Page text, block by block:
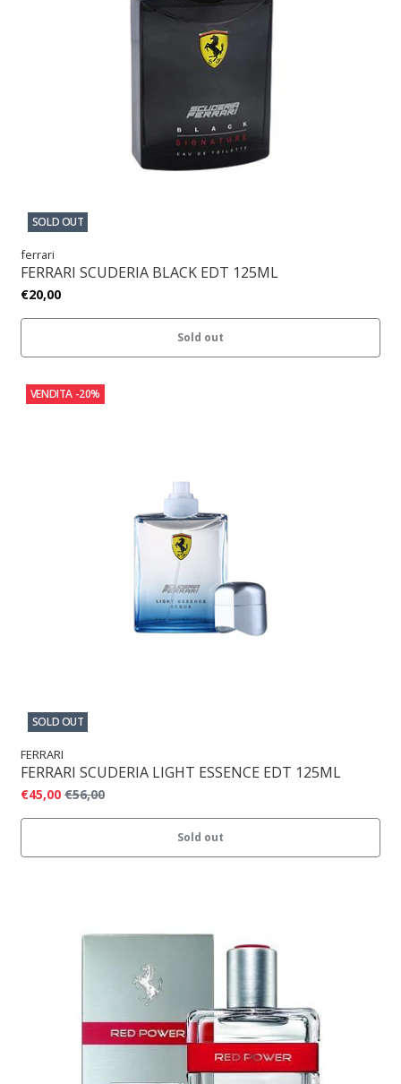
SOLD OUT
ferrari
FERRARI SCUDERIA BLACK EDT 125ML
€20,00
Sold out
VENDITA -20%
SOLD OUT
FERRARI
FERRARI SCUDERIA LIGHT ESSENCE EDT 125ML
€45,00 €56,00
Sold out